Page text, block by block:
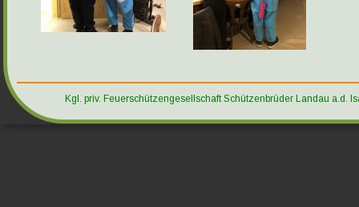
Kgl. priv. Feuerschützengesellschaft Schützenbrüder Landau a.d.